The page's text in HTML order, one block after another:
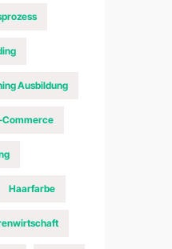
Ausbildung
Commerce
Haarfarbe